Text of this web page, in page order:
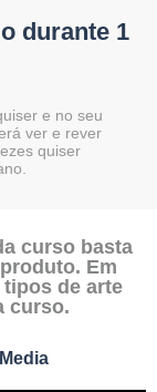
durante 1
e no seu
ver e rever
quiser
curso basta
Em
de arte
curso.​